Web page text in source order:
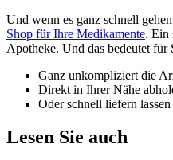
Und wenn es ganz schnell
Shop für Ihre Medikamente. Ein
Apotheke. Und das bedeutet für
Ganz unkompliziert die
Direkt in Ihrer Nähe
Oder schnell liefern lassen
Lesen Sie auch